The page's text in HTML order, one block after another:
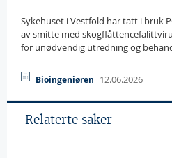
Sykehuset i Vestfold har tatt i bruk
av smitte med
for unødvendig utredning og
Bioingeniøren 12.06.2026
Relaterte saker